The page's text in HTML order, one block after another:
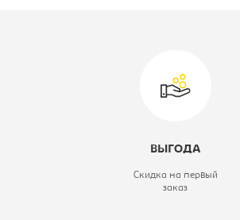
ВЫГОДА
Скидка на первый
заказ